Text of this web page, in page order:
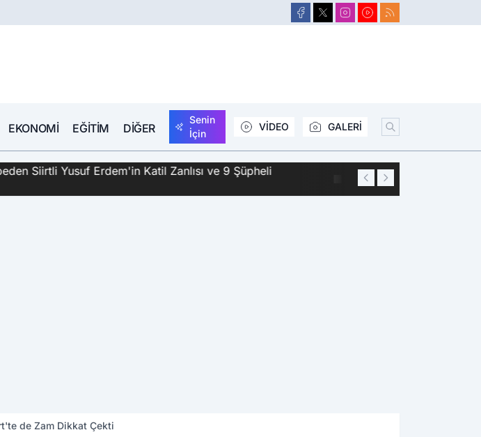
EKONOMI EĞITIM DIĞER
Senin
İçin
VİDEO GALERİ
Siirtli Yusuf Erdem'in Katil Zanlısı ve 9 Şüpheli
01:44
de Zam Dikkat Çekti